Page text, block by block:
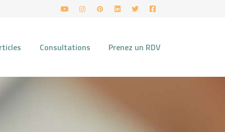
Consultations Prenez un RDV